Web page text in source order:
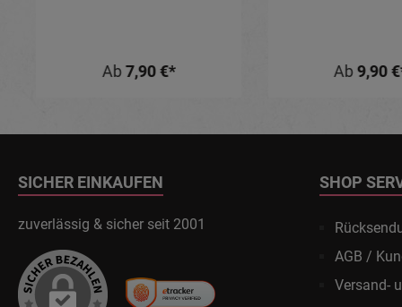
Ab 7,90 €* Ab9,90
SICHER EINKAUFEN
zuverlässig & sicher seit 2001
SHOP
AGB /
Versand-